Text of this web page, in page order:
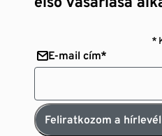
*
E-mail cím*
Feliratkozom a